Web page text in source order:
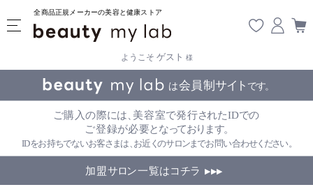
全商品正規メーカーの美容と健康ストア
ようこそ ゲスト 様